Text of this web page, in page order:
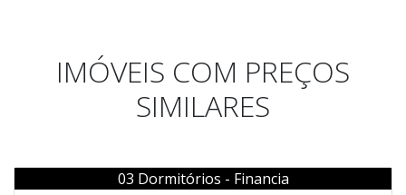
IMÓVEIS COM PREÇOS
SIMILARES
Venda
03 Dormitórios - Financia